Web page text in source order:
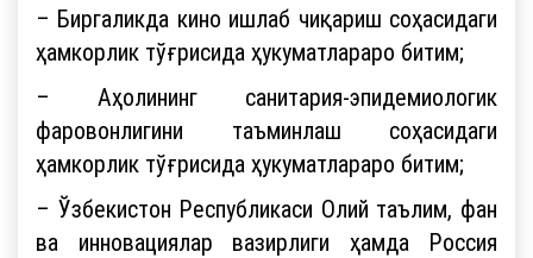
– Биргаликда кино ишлаб чиқариш соҳасидаги
ҳамкорлик тўғрисида ҳукуматлараро битим;
– Аҳолининг санитария-эпидемиологик
фаровонлигини таъминлаш соҳасидаги
ҳамкорлик тўғрисида ҳукуматлараро битим;
– Ўзбекистон Республикаси Олий таълим, фан
ва инновациялар вазирлиги ҳамда Россия